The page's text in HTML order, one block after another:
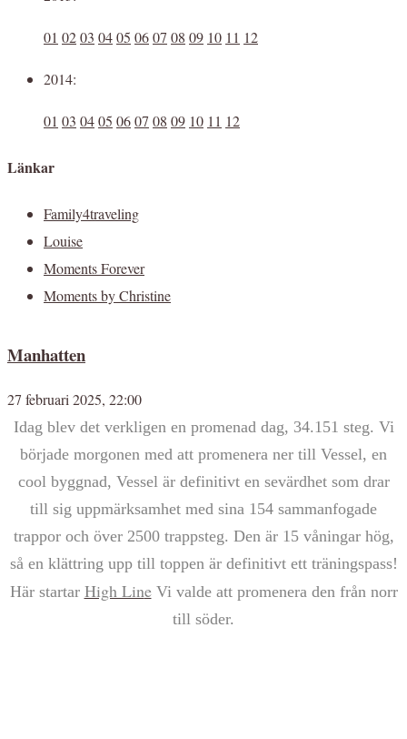
01 0203 0405 0607 08 09 10 11 12
2014:
01 03 0405 0607 08 09 10 11 12
Länkar
Family4traveling
Louise
Moments Forever
Moments by Christine
Manhatten
27 februari 2025, 22:00
Idag blev det verkligen en promenad dag, 34.151 steg. Vi
började morgonen med att promenera ner till Vessel, en
cool byggnad, Vessel är definitivt en sevärdhet som drar
till sig uppmärksamhet med sina 154 sammanfogade
trappor och över 2500 trappsteg. Den är 15 våningar hög,
så en klättring upp till toppen är definitivt ett träningspass!
Här startar High LineVi valde att promenera den från norr
till söder.